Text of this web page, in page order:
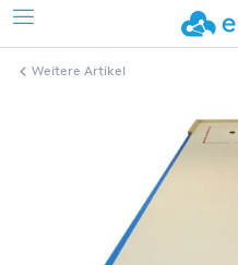
Weitere Artikel